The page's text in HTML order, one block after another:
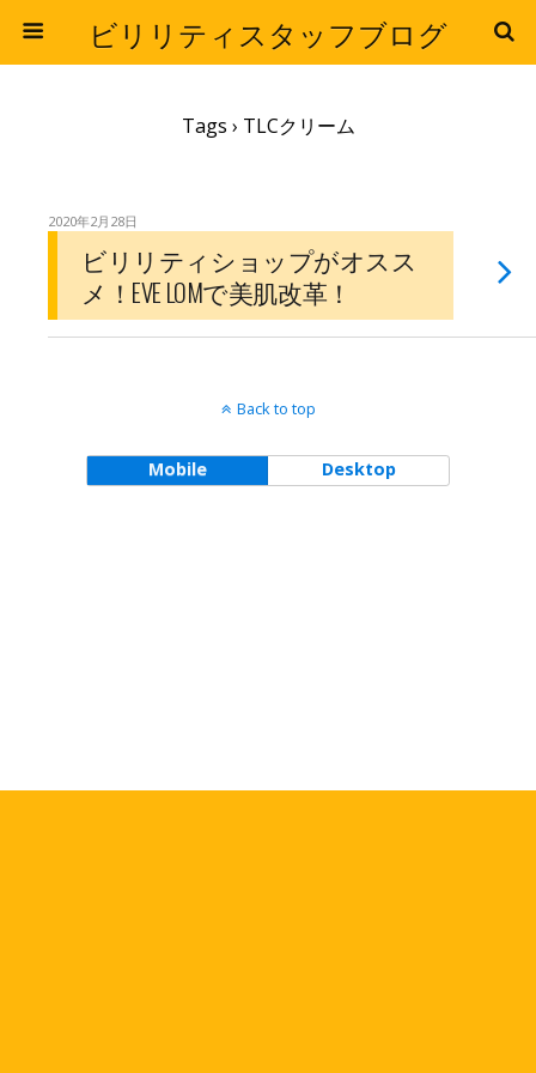
ビリリティスタッフブログ
Tags › TLCクリーム
2020年2月28日
ビリリティショップがオスス
メ！EVE LOMで美肌改革！
Back to top
Mobile Desktop